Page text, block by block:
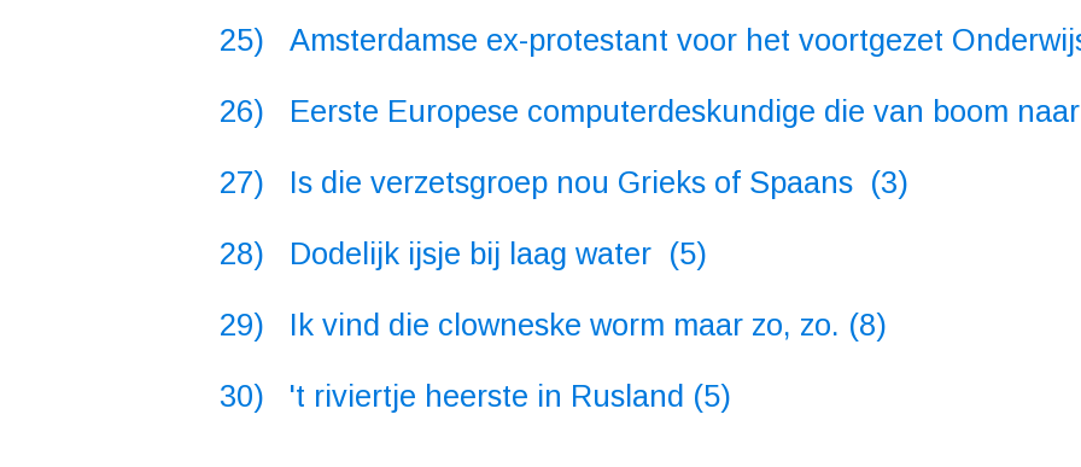
25) Amsterdamse ex-protestant voor het voortgezet
26) Eerste Europese computerdeskundige die van boom
27) Is die verzetsgroep nou Grieks of Spaans (3)
28) Dodelijk ijsje bij laag water (5)
29) Ik vind die clowneske worm maar zo, zo. (8)
30) 't riviertje heerste in Rusland (5)